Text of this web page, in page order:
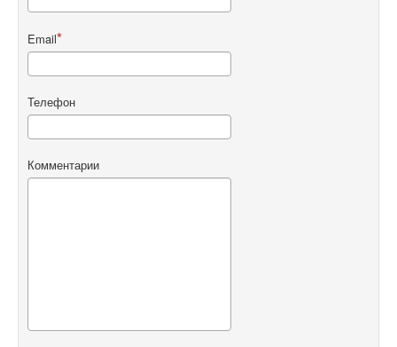
Email
Телефон
Комментарии